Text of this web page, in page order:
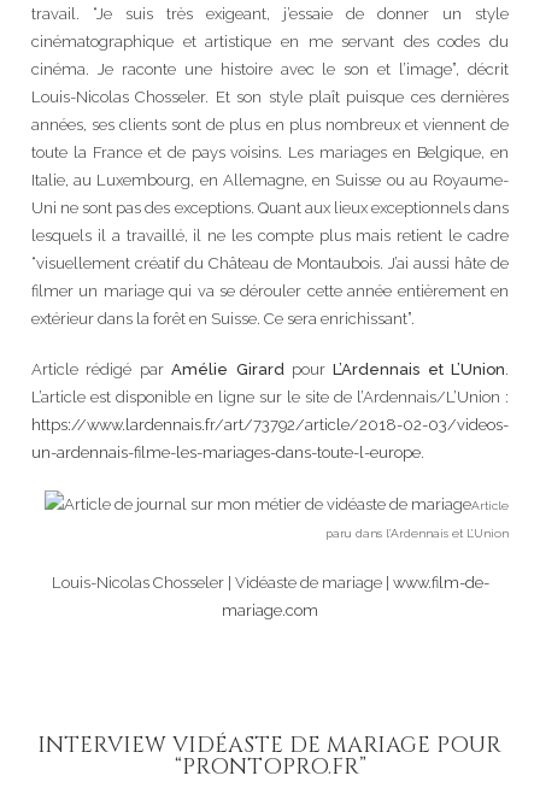
travail. “Je suis très exigeant, j’essaie de donner un style
cinématographique et artistique en me servant des codes du
cinéma. Je raconte une histoire avec le son et l’image”, décrit
Louis-Nicolas Chosseler. Et son style plaît puisque ces dernières
années, ses clients sont de plus en plus nombreux et viennent de
toute la France et de pays voisins. Les mariages en Belgique, en
Italie, au Luxembourg, en Allemagne, en Suisse ou au Royaume-
Uni ne sont pas des exceptions. Quant aux lieux exceptionnels dans
lesquels il a travaillé, il ne les compte plus mais retient le cadre
“visuellement créatif du Château de Montaubois. J’ai aussi hâte de
filmer un mariage qui va se dérouler cette année entièrement en
extérieur dans la forêt en Suisse. Ce sera enrichissant”.
Article rédigé parAmélie GirardpourL’Ardennais et L’Union.
L’article est disponible en ligne sur le site de l’Ardennais/L’Union :
https://www.lardennais.fr/art/73792/article/2018-02-03/videos-
un-ardennais-filme-les-mariages-dans-toute-l-europe.
Article
paru dans l’Ardennais et L’Union
Louis-Nicolas Chosseler | Vidéaste de mariage | www.film-de-
mariage.com
INTERVIEW VIDÉASTE DE MARIAGE POUR
“PRONTOPRO.FR”